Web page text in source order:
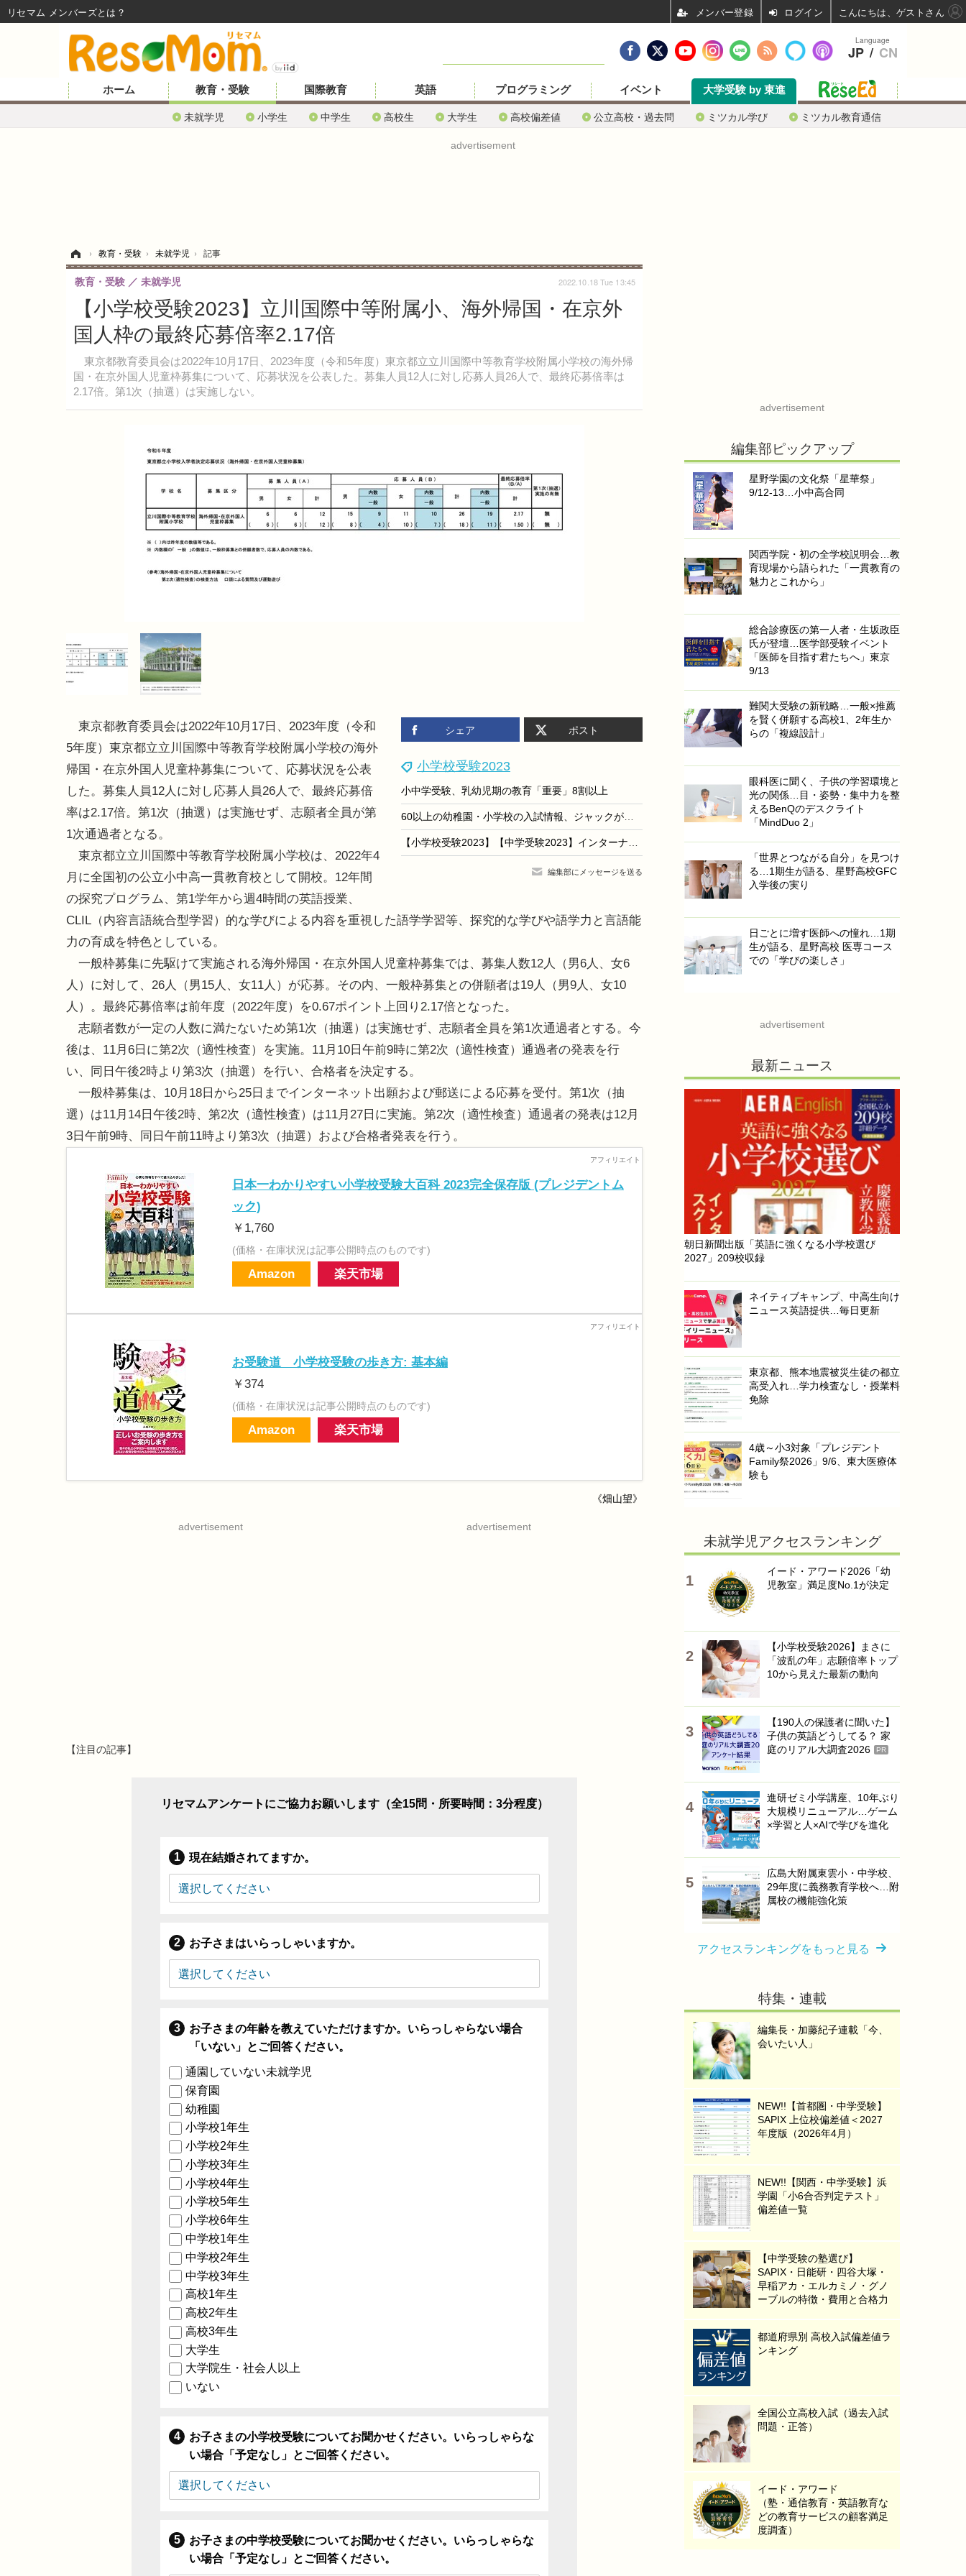
ホーム 教育・受験
未就学児 小学生 中学生 高校生 大学生 高校偏差値 公立高校・過去問 ミツカル学び ミツカル教育通信
国際教育 英語 プログラミング イベント 大学受験 by 東進
advertisement
› 教育・受験 › 未就学児 › 記事
【小学校受験2023】立川国際中等附属小、海外帰国・在京外
国人枠の最終応募倍率2.17倍
東京都教育委員会は2022年10月17日、2023年度（令和5年度）東京都立立川国際中等教育学校附属小学校の海外帰
国・在京外国人児童枠募集について、応募状況を公表した。募集人員12人に対し応募人員26人で、最終応募倍率は
2.17倍。第1次（抽選）は実施しない。
教育・受験 未就学児 2022.10.18 Tue 13:45
シェア ポスト
小学校受験2023
小中学受験、乳幼児期の教育「重要」8割以上
60以上の幼稚園・小学校の入試情報、ジャックが配信
【小学校受験2023】【中学受験2023】インターナショナルスクールCTIS「模擬授業＆学校説明会」3/4
編集部にメッセージを送る
東京都教育委員会は2022年10月17日、2023年度（令和
5年度）東京都立立川国際中等教育学校附属小学校の海外
帰国・在京外国人児童枠募集について、応募状況を公表
した。募集人員12人に対し応募人員26人で、最終応募倍
率は2.17倍。第1次（抽選）は実施せず、志願者全員が第
1次通過者となる。
東京都立立川国際中等教育学校附属小学校は、2022年4
月に全国初の公立小中高一貫教育校として開校。12年間
の探究プログラム、第1学年から週4時間の英語授業、
CLIL（内容言語統合型学習）的な学びによる内容を重視した語学学習等、探究的な学びや語学力と言語能
力の育成を特色としている。
一般枠募集に先駆けて実施される海外帰国・在京外国人児童枠募集では、募集人数12人（男6人、女6
人）に対して、26人（男15人、女11人）が応募。その内、一般枠募集との併願者は19人（男9人、女10
人）。最終応募倍率は前年度（2022年度）を0.67ポイント上回り2.17倍となった。
志願者数が一定の人数に満たないため第1次（抽選）は実施せず、志願者全員を第1次通過者とする。今
後は、11月6日に第2次（適性検査）を実施。11月10日午前9時に第2次（適性検査）通過者の発表を行
い、同日午後2時より第3次（抽選）を行い、合格者を決定する。
一般枠募集は、10月18日から25日までインターネット出願および郵送による応募を受付。第1次（抽
選）は11月14日午後2時、第2次（適性検査）は11月27日に実施。第2次（適性検査）通過者の発表は12月
3日午前9時、同日午前11時より第3次（抽選）および合格者発表を行う。
日本一わかりやすい小学校受験大百科 2023完全保存版 (プレジデントム
ック)
￥1,760
(価格・在庫状況は記事公開時点のものです)
Amazon 楽天市場
お受験道 小学校受験の歩き方: 基本編
￥374
(価格・在庫状況は記事公開時点のものです)
Amazon 楽天市場
《畑山望》
advertisement advertisement
【注目の記事】
リセマムアンケートにご協力お願いします（全15問・所要時間：3分程度）
現在結婚されてますか。
お子さまはいらっしゃいますか。
お子さまの年齢を教えていただけますか。いらっしゃらない場合
「いない」とご回答ください。
通園していない未就学児
保育園
幼稚園
小学校1年生
小学校2年生
小学校3年生
小学校4年生
小学校5年生
小学校6年生
中学校1年生
中学校2年生
中学校3年生
高校1年生
高校2年生
高校3年生
大学生
大学院生・社会人以上
いない
お子さまの小学校受験についてお聞かせください。いらっしゃらな
い場合「予定なし」とご回答ください。
お子さまの中学校受験についてお聞かせください。いらっしゃらな
い場合「予定なし」とご回答ください。
advertisement
編集部ピックアップ
星野学園の文化祭「星華祭」
9/12-13…小中高合同
関西学院・初の全学校説明会…教
育現場から語られた「一貫教育の
魅力とこれから」
総合診療医の第一人者・生坂政臣
氏が登壇…医学部受験イベント
「医師を目指す君たちへ」東京
9/13
難関大受験の新戦略…一般×推薦
を賢く併願する高校1、2年生か
らの「複線設計」
眼科医に聞く、子供の学習環境と
光の関係…目・姿勢・集中力を整
えるBenQのデスクライト
「MindDuo 2」
「世界とつながる自分」を見つけ
る…1期生が語る、星野高校GFC
入学後の実り
日ごとに増す医師への憧れ…1期
生が語る、星野高校 医専コース
での「学びの楽しさ」
advertisement
最新ニュース
朝日新聞出版「英語に強くなる小学校選び
2027」209校収録
ネイティブキャンプ、中高生向け
ニュース英語提供…毎日更新
東京都、熊本地震被災生徒の都立
高受入れ…学力検査なし・授業料
免除
4歳～小3対象「プレジデント
Family祭2026」9/6、東大医療体
験も
未就学児アクセスランキング
イード・アワード2026「幼
児教室」満足度No.1が決定
【小学校受験2026】まさに
「波乱の年」志願倍率トップ
10から見えた最新の動向
【190人の保護者に聞いた】
子供の英語どうしてる？ 家
庭のリアル大調査2026
PR
進研ゼミ小学講座、10年ぶり
大規模リニューアル…ゲーム
×学習と人×AIで学びを進化
広島大附属東雲小・中学校、
29年度に義務教育学校へ…附
属校の機能強化策
アクセスランキングをもっと見る
特集・連載
編集長・加藤紀子連載「今、
会いたい人」
NEW!!【首都圏・中学受験】
SAPIX 上位校偏差値＜2027
年度版（2026年4月）
NEW!!【関西・中学受験】浜
学園「小6合否判定テスト」
偏差値一覧
【中学受験の塾選び】
SAPIX・日能研・四谷大塚・
早稲アカ・エルカミノ・グノ
ーブルの特徴・費用と合格力
都道府県別 高校入試偏差値ラ
ンキング
全国公立高校入試（過去入試
問題・正答）
イード・アワード
（塾・通信教育・英語教育な
どの教育サービスの顧客満足
度調査）
Language
JP / CN
リセマム メンバーズ ログイン こんにちは、ゲストさん